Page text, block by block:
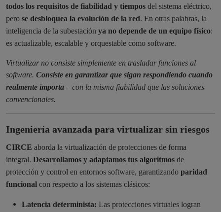
todos los requisitos de fiabilidad y tiempos del sistema eléctrico,
pero se desbloquea la evolución de la red. En otras palabras, la
inteligencia de la subestación ya no depende de un equipo físico:
es actualizable, escalable y orquestable como software.
Virtualizar no consiste simplemente en trasladar funciones al
software. Consiste en garantizar que sigan respondiendo cuando
realmente importa – con la misma fiabilidad que las soluciones
convencionales.
Ingeniería avanzada para virtualizar sin riesgos
CIRCE aborda la virtualización de protecciones de forma
integral. Desarrollamos y adaptamos tus algoritmos de
protección y control en entornos software, garantizando paridad
funcional con respecto a los sistemas clásicos:
Latencia determinista: Las protecciones virtuales logran